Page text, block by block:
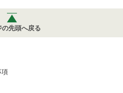
の先頭へ戻る
項